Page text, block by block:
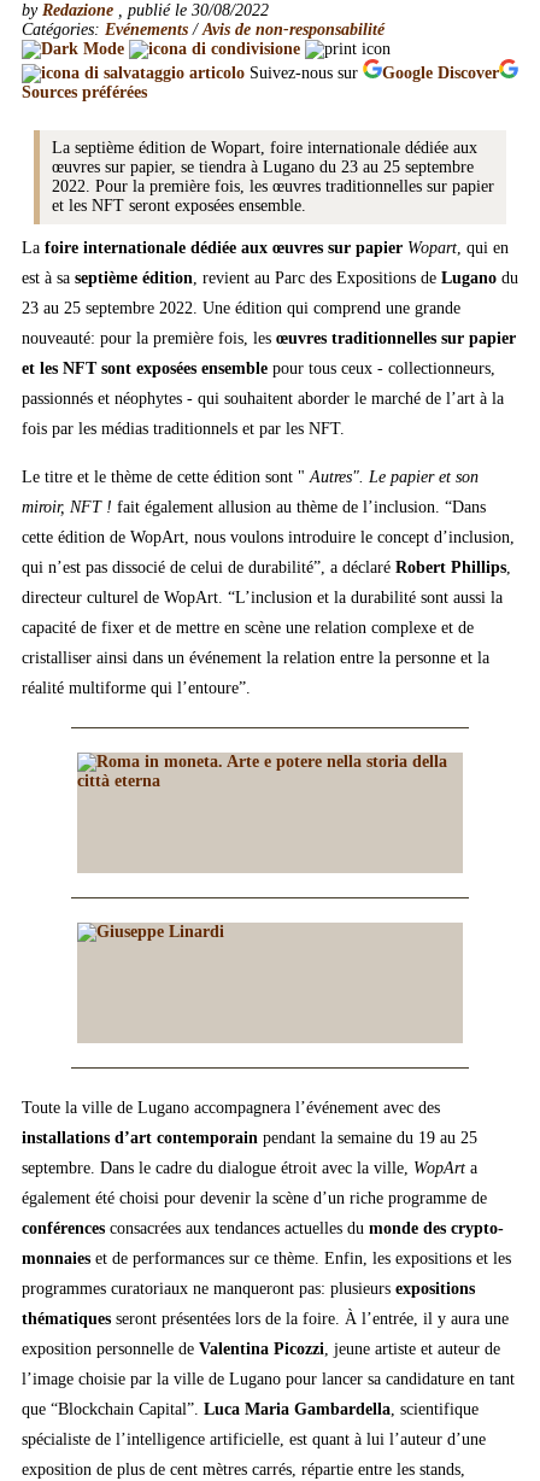
by Redazione , publié le 30/08/2022
Catégories: Evénements/Avis de non-responsabilité
Suivez-nous sur Google Discover
Sources préférées
La septième édition de Wopart, foire internationale dédiée aux
œuvres sur papier, se tiendra à Lugano du 23 au 25 septembre
2022. Pour la première fois, les œuvres traditionnelles sur papier
et les NFT seront exposées ensemble.
Lafoire internationale dédiée aux œuvres sur papier Wopart, qui en
est à sa septième édition, revient au Parc des Expositions de Luganodu
23 au 25 septembre 2022. Une édition qui comprend une grande
nouveauté: pour la première fois, lesœuvres traditionnelles sur papier
et les NFT sont exposées ensemblepour tous ceux - collectionneurs,
passionnés et néophytes - qui souhaitent aborder le marché de l’art à la
fois par les médias traditionnels et par les NFT.
Le titre et le thème de cette édition sont "Autres". Le papier et son
miroir, NFT ! fait également allusion au thème de l’inclusion. “Dans
cette édition de WopArt, nous voulons introduire le concept d’inclusion,
qui n’est pas dissocié de celui de durabilité”, a déclaréRobert Phillips,
directeur culturel de WopArt. “L’inclusion et la durabilité sont aussi la
capacité de fixer et de mettre en scène une relation complexe et de
cristalliser ainsi dans un événement la relation entre la personne et la
réalité multiforme qui l’entoure”.
Toute la ville de Lugano accompagnera l’événement avec des
installations d’art contemporainpendant la semaine du 19 au 25
septembre. Dans le cadre du dialogue étroit avec la ville, WopArta
également été choisi pour devenir la scène d’un riche programme de
conférencesconsacrées aux tendances actuelles du monde des crypto-
monnaieset de performances sur ce thème. Enfin, les expositions et les
programmes curatoriaux ne manqueront pas: plusieurs expositions
thématiquesseront présentées lors de la foire. À l’entrée, il y aura une
exposition personnelle de Valentina Picozzi, jeune artiste et auteur de
l’image choisie par la ville de Lugano pour lancer sa candidature en tant
que “Blockchain Capital”. Luca Maria Gambardella, scientifique
spécialiste de l’intelligence artificielle, est quant à lui l’auteur d’une
exposition de plus de cent mètres carrés, répartie entre les stands,